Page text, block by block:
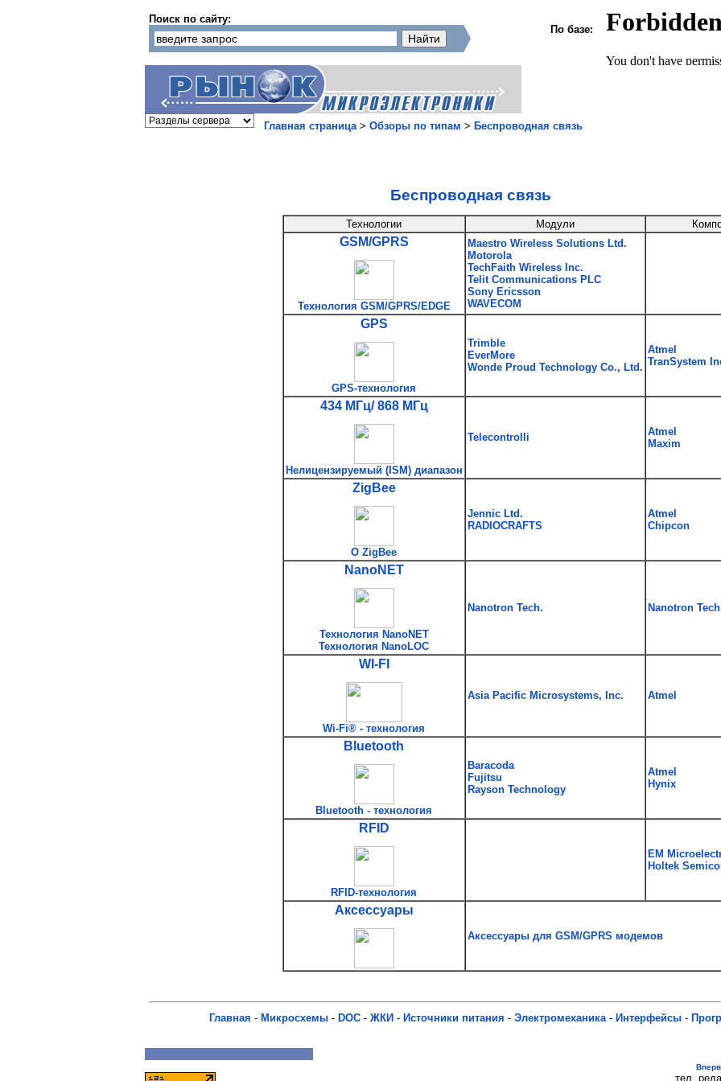
Поиск по сайту:
По базе:
Главная страница> Обзоры по типам > Беспроводная связь
Беспроводная связь
Технологии Модули
GSM/GPRS
Технология GSM/GPRS/EDGE
Maestro Wireless Solutions Ltd.
Motorola
TechFaith Wireless Inc.
Telit Communications PLC
Sony Ericsson
WAVECOM
GPS
GPS-технология
Trimble
EverMore
Wonde Proud Technology Co., Ltd.
Atmel
TranSystem
434 МГц/ 868 МГц
Нелицензируемый (ISM) диапазон
Telecontrolli
Atmel
Maxim
ZigBee
О ZigBee
Jennic Ltd.
RADIOCRAFTS
Atmel
Chipcon
NanoNET
Технология NanoNET
Технология NanoLOC
Nanotron Tech. Nanotron
WI-FI
Wi-Fi® - технология
Asia Pacific Microsystems, Inc. Atmel
Bluetooth
Bluetooth - технология
Baracoda
Fujitsu
Rayson Technology
Atmel
Hynix
RFID
RFID-технология
EM
Holtek
Аксессуары
Аксессуары для GSM/GPRS модемов
Главная - Микросхемы - DOC - ЖКИ - Источники питания - Электромеханика- Интерфейсы -
тел.